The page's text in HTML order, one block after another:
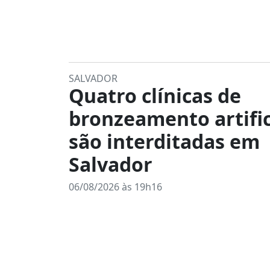
SALVADOR
Quatro clínicas de
bronzeamento
são interditadas em
Salvador
06/08/2026 às 19h16